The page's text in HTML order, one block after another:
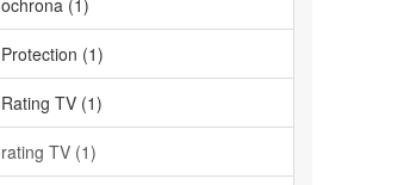
ochrona (1)
Protection (1)
Rating TV (1)
rating TV (1)